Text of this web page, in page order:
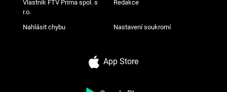
Vlastník FTV Prima spol. s
r.o.
Redakce
Nahlásit chybu Nastavení soukromí
App Store